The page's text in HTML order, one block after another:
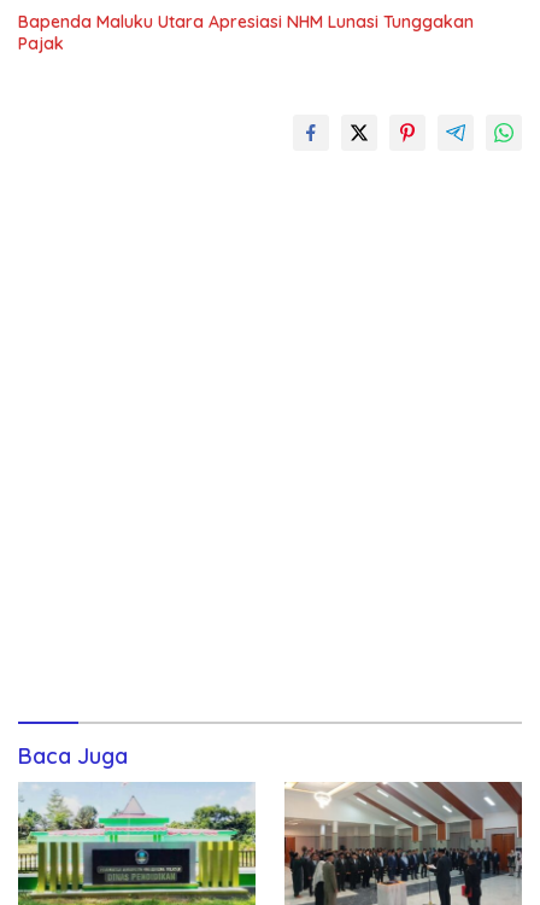
Bapenda Maluku Utara Apresiasi NHM Lunasi Tunggakan
Pajak
Baca Juga